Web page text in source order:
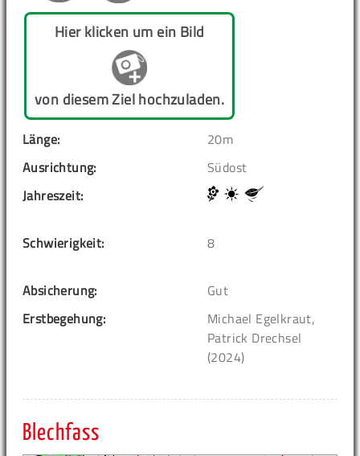
Hier klicken um ein Bild
von diesem Ziel hochzuladen.
Länge:
20m
Ausrichtung:
Südost
Jahreszeit:
Schwierigkeit: 8
Absicherung:
Gut
Erstbegehung:
Michael Egelkraut,
Patrick Drechsel
(2024)
Blechfass